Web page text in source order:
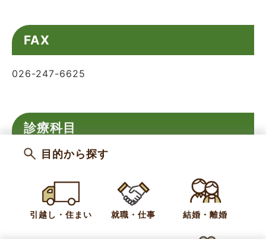
FAX
026-247-6625
診療科目
内科・小児科・消化器内科
ホームページ
目的から探す
引越し・住まい 就職・仕事 結婚・離婚